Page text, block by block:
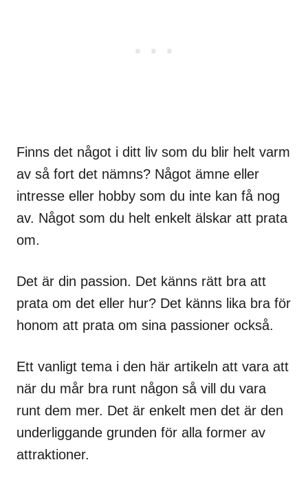
Finns det något i ditt liv som du blir helt varm
av så fort det nämns? Något ämne eller
intresse eller hobby som du inte kan få nog
av. Något som du helt enkelt älskar att prata
om.
Det är din passion. Det känns rätt bra att
prata om det eller hur? Det känns lika bra för
honom att prata om sina passioner också.
Ett vanligt tema i den här artikeln att vara att
när du mår bra runt någon så vill du vara
runt dem mer. Det är enkelt men det är den
underliggande grunden för alla former av
attraktioner.